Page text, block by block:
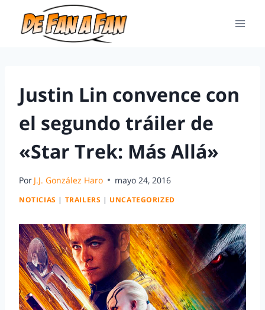
Justin Lin convence con
el segundo tráiler de
«Star Trek: Más Allá»
Por J.J. González Haro mayo 24, 2016
NOTICIAS | TRAILERS | UNCATEGORIZED